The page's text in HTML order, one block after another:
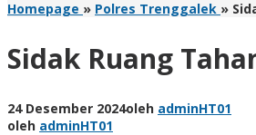
Homepage » Polres Trenggalek »
Sidak Ruang
24 Desember 2024oleh adminHT01
oleh adminHT01